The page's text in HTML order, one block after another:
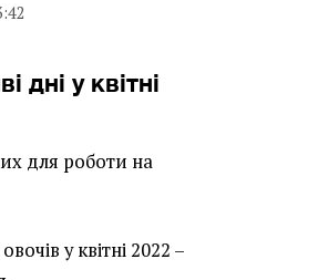
дні у квітні
для роботи на
у квітні 2022 –